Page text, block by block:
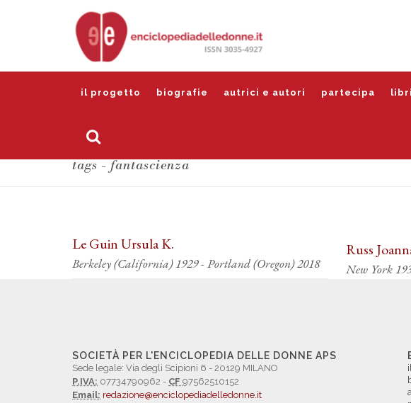
il progetto biografie autrici e autori partecipa libri
tags - fantascienza
Le Guin Ursula K.
Berkeley (California) 1929 - Portland (Oregon) 2018
Russ
New York
SOCIETÀ PER L'ENCICLOPEDIA DELLE DONNE APS
Sede legale: Via degli Scipioni 6 - 20129 MILANO
P.IVA: 07734790962 - CF 97562510152
Email: redazione@enciclopediadelledonne.it